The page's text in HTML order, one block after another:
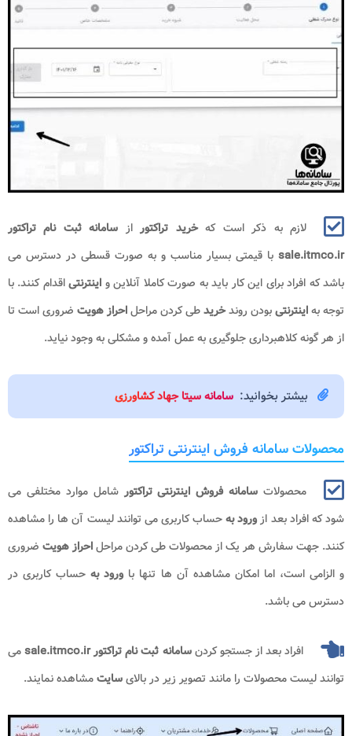
لازم به ذکر است کهخرید تراکتوراز سامانه ثبت نام تراکتور
sale.itmco.ir با قیمتی بسیار مناسب و به صورت قسطی در دسترس می
باشد که افراد برای این کار باید به صورت کاملا آنلاین و اینترنتیاقدام کنند. با
توجه بهاینترنتیبودن روندخریدطی کردن مراحلاحراز هویت ضروری است تا
از هر گونه کلاهبرداری جلوگیری به عمل آمده و مشکلی به وجود نیاید.
بیشتر بخوانید: سامانه سیتا جهاد کشاورزی
محصولات سامانه فروش اینترنتی تراکتور
محصولات سامانه فروش اینترنتی تراکتورشامل موارد مختلفی می
شود که افراد بعد ازورود بهحساب کاربری می توانند لیست آن ها را مشاهده
کنند. جهت سفارش هر یک از محصولات طی کردن مراحلاحراز هویت ضروری
و الزامی است، اما امکان مشاهده آن ها تنها با ورود بهحساب کاربری در
دسترس می باشد.
افراد بعد از جستجو کردنسامانه ثبت نام تراکتور sale.itmco.ir
می
توانند لیست محصولات را مانند تصویر زیر در بالایسایتمشاهده نمایند.